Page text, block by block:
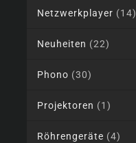
Netzwerkplayer (14)
Neuheiten (22)
Phono (30)
Projektoren (1)
Röhrengeräte (4)